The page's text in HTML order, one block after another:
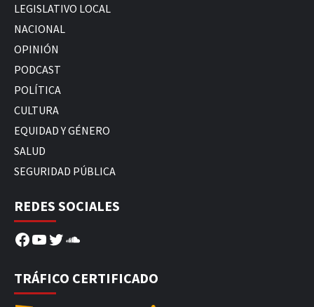
LEGISLATIVO LOCAL
NACIONAL
OPINIÓN
PODCAST
POLÍTICA
CULTURA
EQUIDAD Y GÉNERO
SALUD
SEGURIDAD PÚBLICA
REDES SOCIALES
Facebook
YouTube
Twitter
SoundCloud
TRÁFICO CERTIFICADO